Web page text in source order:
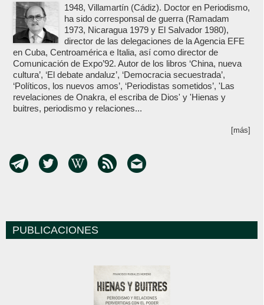
1948, Villamartín (Cádiz). Doctor en Periodismo,
ha sido corresponsal de guerra (Ramadam
1973, Nicaragua 1979 y El Salvador 1980),
director de las delegaciones de la Agencia EFE
en Cuba, Centroamérica e Italia, así como director de
Comunicación de Expo’92. Autor de los libros ‘China, nueva
cultura’, ‘El debate andaluz’, ‘Democracia secuestrada’,
‘Políticos, los nuevos amos’, ‘Periodistas sometidos’, 'Las
revelaciones de Onakra, el escriba de Dios' y 'Hienas y
buitres, periodismo y relaciones...
[más]
PUBLICACIONES